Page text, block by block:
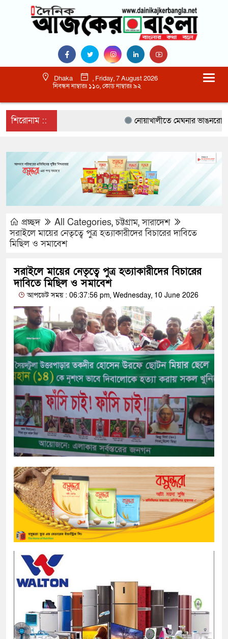
Dhaka
, Friday, 7 August 2026
নিবন্ধন নাম্বারঃ ১১০, কোড নাম্বারঃ ৯২
শিরোনাম :: নোয়াখালীতে মেঘনার ভাঙনরোধে
প্রচ্ছদ All Categories,চট্টগ্রাম,সারাদেশ
সরাইলে মায়ের নেতৃত্বে পুত্র হত্যাকারীদের বিচারের দাবিতে
মিছিল ও সমাবেশ
সরাইলে মায়ের নেতৃত্বে পুত্র হত্যাকারীদের বিচারের
দাবিতে মিছিল ও সমাবেশ
আপডেট সময় : 06:37:56 pm, Wednesday, 10 June 2026